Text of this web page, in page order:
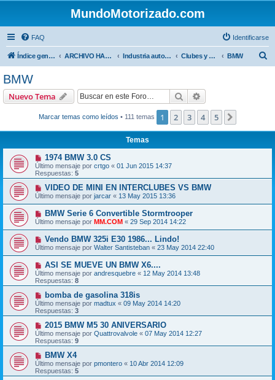
MundoMotorizado.com
FAQ Identificarse
Índice general ARCHIVO HASTA 2018 Industria automotriz Clubes y Marcas BMW
BMW
Nuevo Tema Buscar
Marcar temas como leídos • 111 temas 1 2 3 4 5
Temas
1974 BMW 3.0 CS
Último mensaje por crtgo « 01 Jun 2015 14:37
Respuestas: 5
VIDEO DE MINI EN INTERCLUBES VS BMW
Último mensaje por jarcar « 13 May 2015 13:36
BMW Serie 6 Convertible Stormtrooper
Último mensaje por MM.COM « 29 Sep 2014 14:22
Vendo BMW 325i E30 1986... Lindo!
Último mensaje por Walter Santisteban « 23 May 2014 22:40
ASI SE MUEVE UN BMW X6....
Último mensaje por andresquebre « 12 May 2014 13:48
Respuestas: 8
bomba de gasolina 318is
Último mensaje por madtux « 09 May 2014 14:20
Respuestas: 3
2015 BMW M5 30 ANIVERSARIO
Último mensaje por Quattrovalvole « 07 May 2014 12:27
Respuestas: 9
BMW X4
Último mensaje por pmontero « 10 Abr 2014 12:09
Respuestas: 5